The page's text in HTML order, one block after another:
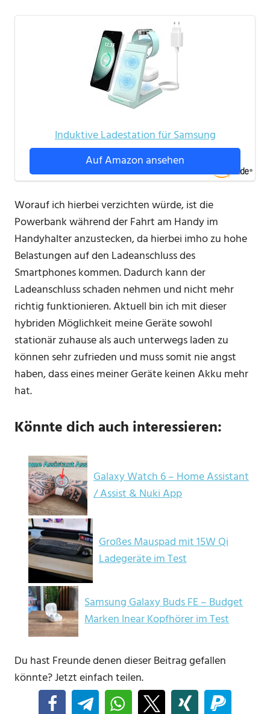
Induktive Ladestation für Samsung
Auf Amazon ansehen
Worauf ich hierbei verzichten würde, ist die
Powerbank während der Fahrt am Handy im
Handyhalter anzustecken, da hierbei imho zu hohe
Belastungen auf den Ladeanschluss des
Smartphones kommen. Dadurch kann der
Ladeanschluss schaden nehmen und nicht mehr
richtig funktionieren. Aktuell bin ich mit dieser
hybriden Möglichkeit meine Geräte sowohl
stationär zuhause als auch unterwegs laden zu
können sehr zufrieden und muss somit nie angst
haben, dass eines meiner Geräte keinen Akku mehr
hat.
Könnte dich auch interessieren:
Galaxy Watch 6 – Home Assistant
/ Assist & Nuki App
Großes Mauspad mit 15W Qi
Ladegeräte im Test
Samsung Galaxy Buds FE – Budget
Marken Inear Kopfhörer im Test
Du hast Freunde denen dieser Beitrag gefallen
könnte? Jetzt einfach teilen.